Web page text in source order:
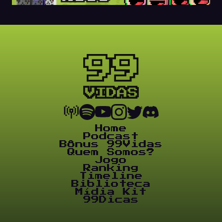
Home
Podcast
Bônus 99Vidas
Quem Somos?
Jogo
Ranking
Timeline
Biblioteca
Mídia Kit
99Dicas